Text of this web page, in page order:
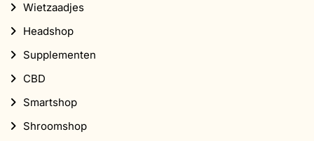
Wietzaadjes
Headshop
Supplementen
CBD
Smartshop
Shroomshop